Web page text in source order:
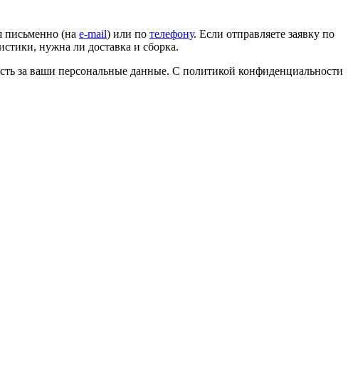
письменно (на e-mail) или по телефону. Если отправляете заявку по
нужна ли доставка и сборка.
за ваши персональные данные. С политикой конфиденциальности